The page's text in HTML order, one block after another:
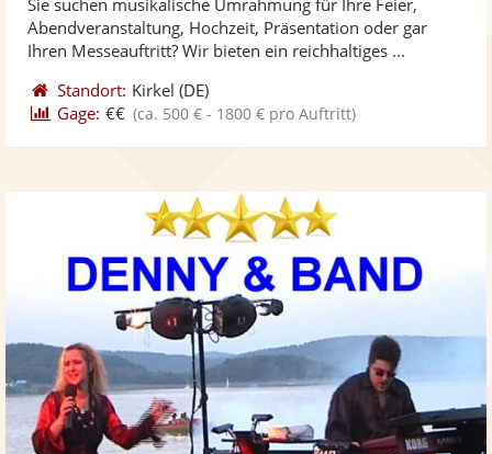
Abendveranstaltung, Hochzeit, Präsentation oder gar
Ihren Messeauftritt? Wir bieten ein reichhaltiges ...
Standort: Kirkel (DE)
Gage: €€ (ca. 500 € - 1800 € pro Auftritt)